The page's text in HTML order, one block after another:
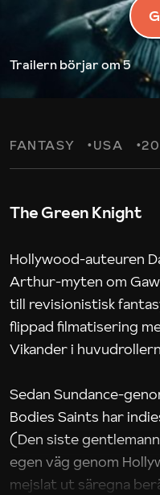
Trailern börjarom 5
FANTASY USA
The Green Knight
Hollywood-auteuren
Arthur-myten om
till revisionistisk
flippad filmatisering
Vikander i
Sedan Sundance-
Bodies Saints har
(Den siste
egen väg genom
mejslat ut säregna